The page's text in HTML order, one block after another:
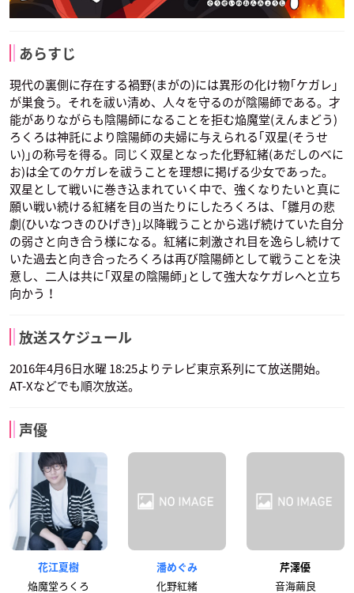
あらすじ
現代の裏側に存在する禍野(まがの)には異形の化け物｢ケガレ｣
が巣食う。それを祓い清め、人々を守るのが陰陽師である。才
能がありながらも陰陽師になることを拒む焔魔堂(えんまどう)
ろくろは神託により陰陽師の夫婦に与えられる｢双星(そうせ
い)｣の称号を得る。同じく双星となった化野紅緒(あだしのべに
お)は全てのケガレを祓うことを理想に掲げる少女であった。
双星として戦いに巻き込まれていく中で、強くなりたいと真に
願い戦い続ける紅緒を目の当たりにしたろくろは、｢雛月の悲
劇(ひいなつきのひげき)｣以降戦うことから逃げ続けていた自分
の弱さと向き合う様になる。紅緒に刺激され目を逸らし続けて
いた過去と向き合ったろくろは再び陰陽師として戦うことを決
意し、二人は共に｢双星の陰陽師｣として強大なケガレへと立ち
向かう！
放送スケジュール
2016年4月6日水曜 18:25よりテレビ東京系列にて放送開始。
AT-Xなどでも順次放送。
声優
花江夏樹
焔魔堂ろくろ
潘めぐみ
化野紅緒
芹澤優
音海繭良